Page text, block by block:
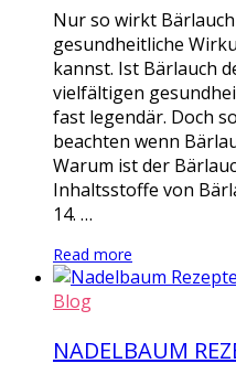
Nur so wirkt
gesundheitliche
kannst. Ist Bärlauch
vielfältigen
fast legendär. Doch
beachten wenn
Warum ist der
Inhaltsstoffe von
14. …
Read more
Blog
NADELBAUM